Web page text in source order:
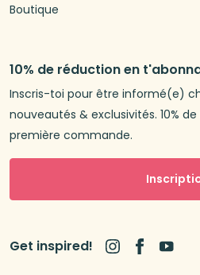
Boutique
10% de réduction en
Inscris-toi pour être informé(e)
nouveautés & exclusivités. 10%
première commande.
Get inspired!